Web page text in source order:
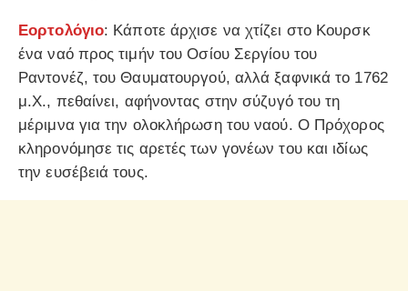
Εορτολόγιο: Κάποτε άρχισε να χτίζει στο Κουρσκ
ένα ναό προς τιμήν του Οσίου Σεργίου του
Ραντονέζ, του Θαυματουργού, αλλά ξαφνικά το 1762
μ.Χ., πεθαίνει, αφήνοντας στην σύζυγό του τη
μέριμνα για την ολοκλήρωση του ναού. Ο Πρόχορος
κληρονόμησε τις αρετές των γονέων του και ιδίως
την ευσέβειά τους.